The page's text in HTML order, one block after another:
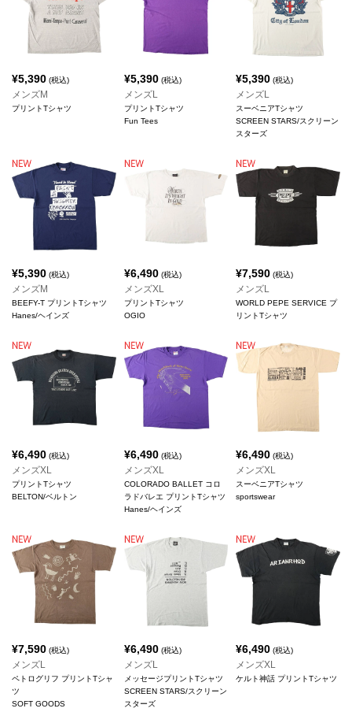
¥5,390 (税込)
メンズM
プリントTシャツ
¥5,390(税込)
メンズL
プリントTシャツ
Fun Tees
¥5,390 (税込)
メンズL
スーベニアTシャツ
SCREEN STARS/スクリーン
スターズ
¥5,390 (税込)
メンズM
BEEFY-T プリントTシャツ
Hanes/ヘインズ
¥6,490(税込)
メンズXL
プリントTシャツ
OGIO
¥7,590 (税込)
メンズL
WORLD PEPE SERVICE プ
リントTシャツ
¥6,490 (税込)
メンズXL
プリントTシャツ
BELTON/ベルトン
¥6,490(税込)
メンズXL
COLORADO BALLET コロ
ラドバレエ プリントTシャツ
Hanes/ヘインズ
¥6,490 (税込)
メンズXL
スーベニアTシャツ
sportswear
¥7,590 (税込)
メンズL
ペトログリフ プリントTシャ
ツ
SOFT GOODS
¥6,490(税込)
メンズL
メッセージプリントTシャツ
SCREEN STARS/スクリーン
スターズ
¥6,490 (税込)
メンズXL
ケルト神話 プリントTシャツ